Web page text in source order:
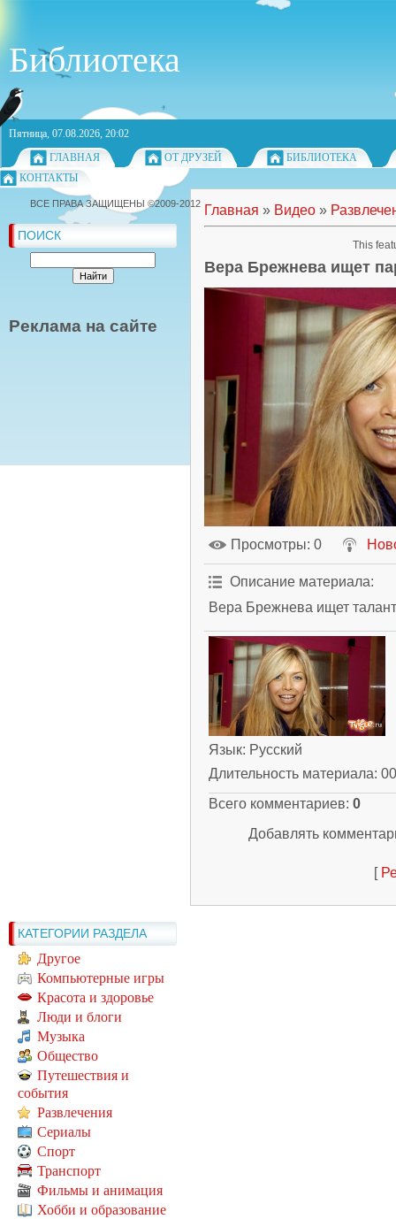
Библиотека
Пятница, 07.08.2026, 20:02
ГЛАВНАЯ
ОТ ДРУЗЕЙ
БИБЛИОТЕКА
КОНТАКТЫ
ПОИСК
Реклама на сайте
КАТЕГОРИИ РАЗДЕЛА
Другое
Компьютерные игры
Красота и здоровье
Люди и блоги
Музыка
Общество
Путешествия и
события
Развлечения
Сериалы
Спорт
Транспорт
Фильмы и анимация
Хобби и образование
Главная » Видео »
Вера Брежнева ищет
Просмотры: 0
Описание материала:
Вера Брежнева ищет
Язык: Русский
Длительность материала:
Всего комментариев: 0
Добавлять
[
ВСЕ ПРАВА ЗАЩИЩЕНЫ ©2009-2012
This